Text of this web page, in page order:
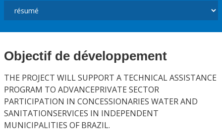
Objectif de développement
THE PROJECT WILL SUPPORT A TECHNICAL ASSISTANCE
PROGRAM TO ADVANCEPRIVATE SECTOR
PARTICIPATION IN CONCESSIONARIES WATER AND
SANITATIONSERVICES IN INDEPENDENT
MUNICIPALITIES OF BRAZIL.